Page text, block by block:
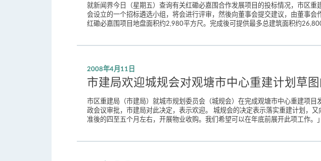
就新闻界今日（星期五）查询有关红磡必嘉围合作发展项目的投标情况，市区
会设立的一个招标遴选小组，将会进行评审，然後向董事会提交建议，由董事
红磡必嘉围项目地盘面积约2,980平方尺。完成後可提供最多总建筑面积约
2008年4月11日
市建局欢迎城规会对观塘市中心重建计划草
市区重建局（市建局）就城市规划委员会（城规会）在完成观塘市中心重建项
政会议审批，市建局对此决定，表示欢迎。 城规会的决定表示落实重建计划，
准後的四至五个月左右，开展物业收购。我们希望可以在年底前展开此项工作